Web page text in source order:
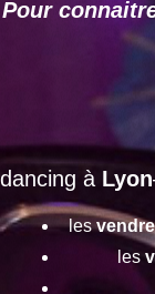
Pour
à Lyon
les
les